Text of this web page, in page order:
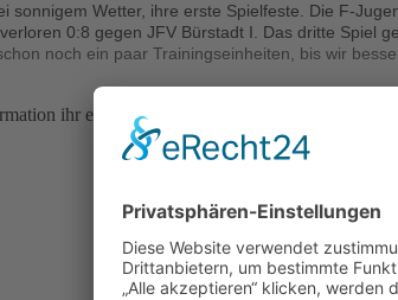
sonnigem Wetter, ihre erste Spielfeste. Die F-
0:8 gegen JFV Bürstadt I. Das dritte Spiel
noch ein paar Trainingseinheiten, bis wir
ihr erstes Spielfest 0:11 gegen Auerbach,